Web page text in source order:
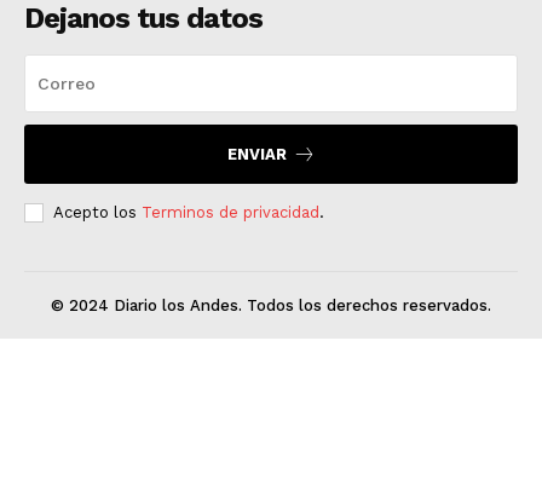
Dejanos tus datos
ENVIAR
Acepto los Terminos de privacidad .
© 2024 Diario los Andes. Todos los derechos reservados.